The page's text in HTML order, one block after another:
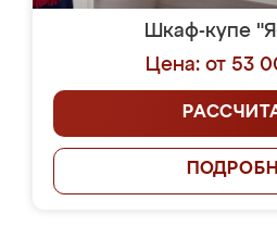
Шкаф-купе
Цена: от 53